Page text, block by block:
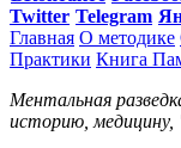
Twitter Telegram
Главная О методике
Практики Книга
Ментальная
историю,